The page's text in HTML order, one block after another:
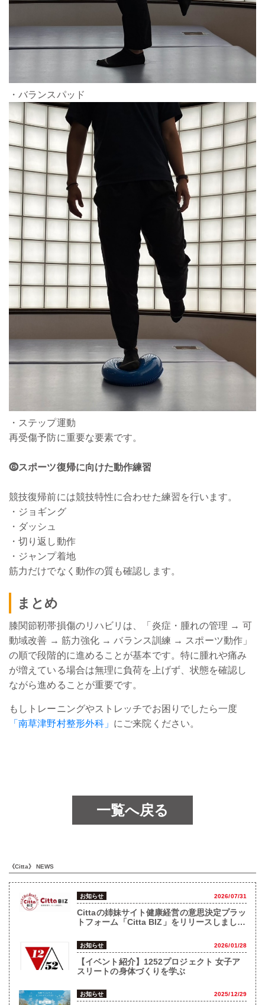
・バランスパッド
・ステップ運動
再受傷予防に重要な要素です。
⓺スポーツ復帰に向けた動作練習
競技復帰前には競技特性に合わせた練習を行います。
・ジョギング
・ダッシュ
・切り返し動作
・ジャンプ着地
筋力だけでなく動作の質も確認します。
まとめ
膝関節靭帯損傷のリハビリは、「炎症・腫れの管理 → 可
動域改善 → 筋力強化 → バランス訓練 → スポーツ動作」
の順で段階的に進めることが基本です。特に腫れや痛み
が増えている場合は無理に負荷を上げず、状態を確認し
ながら進めることが重要です。
もしトレーニングやストレッチでお困りでしたら一度
「南草津野村整形外科」 にご来院ください。
一覧へ戻る
《Citta》 NEWS
お知らせ 2026/07/31
Cittaの姉妹サイト健康経営の意思決定プラッ
トフォーム「Citta BIZ」をリリースしまし
お知らせ 2026/01/28
【イベント紹介】1252プロジェクト 女子ア
スリートの身体づくりを学ぶ
お知らせ 2025/12/29